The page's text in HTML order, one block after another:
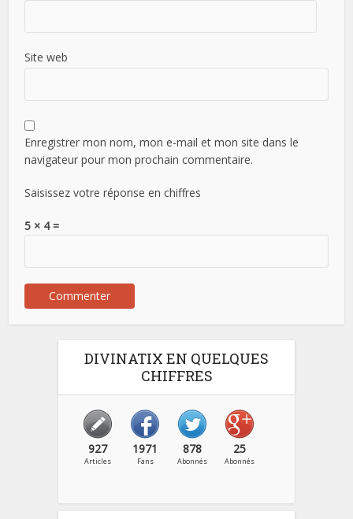
Site web
Enregistrer mon nom, mon e-mail et mon site dans le
navigateur pour mon prochain commentaire.
Saisissez votre réponse en chiffres
5 × 4 =
DIVINATIX EN QUELQUES
CHIFFRES
927
Articles
1971
Fans
878
Abonnés
25
Abonnés